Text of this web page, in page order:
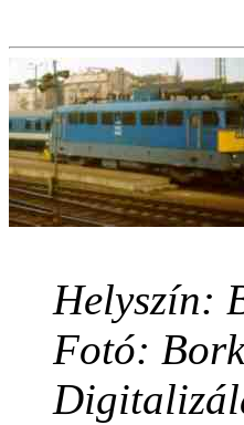
Helyszín:
Fotó: